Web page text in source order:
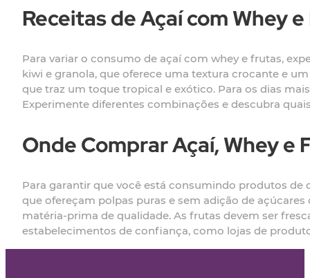
Receitas de Açaí com Whey
Para variar o consumo de açaí com whey e frutas,
kiwi e granola, que oferece uma textura crocante e
que traz um toque tropical e exótico. Para os dias
Experimente diferentes combinações e descubra
Onde Comprar Açaí, Whey e
Para garantir que você está consumindo produtos
que ofereçam polpas puras e sem adição de
matéria-prima de qualidade. As frutas devem ser
estabelecimentos de confiança, como lojas de